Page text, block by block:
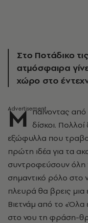
Στο Ποτάδικο
ατμόσφαιρα
χώρο στο
Μ παίνοντας
δίσκοι.
εξώφυλλα που
πρώτη ιδέα για τα
συντροφεύσουν όλη
σημαντικό ρόλο στο
πλευρά θα βρεις μια
Βιετνάμ από το «Όλα
στο νου τη φράση-